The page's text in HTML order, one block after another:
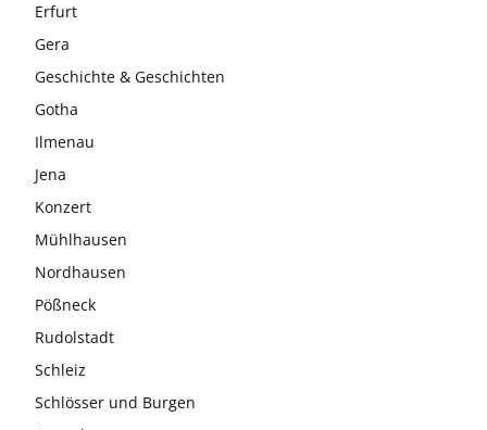
Erfurt
Gera
Geschichte & Geschichten
Gotha
Ilmenau
Jena
Konzert
Mühlhausen
Nordhausen
Pößneck
Rudolstadt
Schleiz
Schlösser und Burgen